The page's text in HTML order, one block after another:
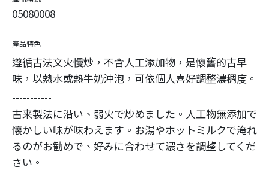
05080008
產品特色
遵循古法文火慢炒，不含人工添加物，是懷舊的古早
味，以熱水或熱牛奶沖泡，可依個人喜好調整濃稠度。
-----------
古来製法に沿い、弱火で炒めました。人工物無添加で
懐かしい味が味わえます。お湯やホットミルクで淹れ
るのがお勧めで、好みに合わせて濃さを調整してくだ
さい。